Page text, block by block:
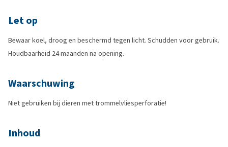
Let op
Bewaar koel, droog en beschermd tegen licht. Schudden voor gebruik.
Houdbaarheid 24 maanden na opening.
Waarschuwing
Niet gebruiken bij dieren met trommelvliesperforatie!
Inhoud